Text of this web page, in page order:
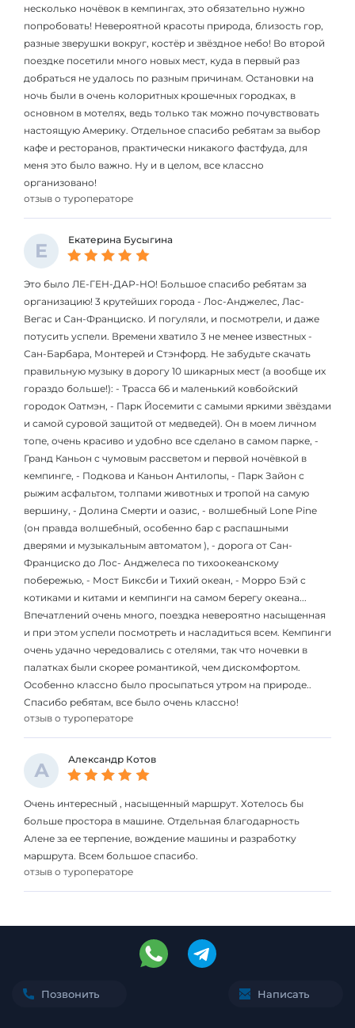
несколько ночёвок в кемпингах, это обязательно нужно
попробовать! Невероятной красоты природа, близость гор,
разные зверушки вокруг, костёр и звёздное небо! Во второй
поездке посетили много новых мест, куда в первый раз
добраться не удалось по разным причинам. Остановки на
ночь были в очень колоритных крошечных городках, в
основном в мотелях, ведь только так можно почувствовать
настоящую Америку. Отдельное спасибо ребятам за выбор
кафе и ресторанов, практически никакого фастфуда, для
меня это было важно. Ну и в целом, все классно
организовано!
отзыв о туроператоре
Е Екатерина Бусыгина
Это было ЛЕ-ГЕН-ДАР-НО! Большое спасибо ребятам за
организацию! 3 крутейших города - Лос-Анджелес, Лас-
Вегас и Сан-Франциско. И погуляли, и посмотрели, и даже
потусить успели. Времени хватило 3 не менее известных -
Сан-Барбара, Монтерей и Стэнфорд. Не забудьте скачать
правильную музыку в дорогу 10 шикарных мест (а вообще их
гораздо больше!): - Трасса 66 и маленький ковбойский
городок Оатмэн, - Парк Йосемити с самыми яркими звёздами
и самой суровой защитой от медведей). Он в моем личном
топе, очень красиво и удобно все сделано в самом парке, -
Гранд Каньон с чумовым рассветом и первой ночёвкой в
кемпинге, - Подкова и Каньон Антилопы, - Парк Зайон с
рыжим асфальтом, толпами животных и тропой на самую
вершину, - Долина Смерти и оазис, - волшебный Lone Pine
(он правда волшебный, особенно бар с распашными
дверями и музыкальным автоматом ), - дорога от Сан-
Франциско до Лос- Анджелеса по тихоокеанскому
побережью, - Мост Биксби и Тихий океан, - Морро Бэй с
котиками и китами и кемпинги на самом берегу океана...
Впечатлений очень много, поездка невероятно насыщенная
и при этом успели посмотреть и насладиться всем. Кемпинги
очень удачно чередовались с отелями, так что ночевки в
палатках были скорее романтикой, чем дискомфортом.
Особенно классно было просыпаться утром на природе..
Спасибо ребятам, все было очень классно!
отзыв о туроператоре
А Александр Котов
Очень интересный , насыщенный маршрут. Хотелось бы
больше простора в машине. Отдельная благодарность
Алене за ее терпение, вождение машины и разработку
маршрута. Всем большое спасибо.
отзыв о туроператоре
Позвонить Написать